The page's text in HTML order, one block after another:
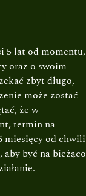
5 lat od momentu,
oraz o swoim
zbyt długo,
może zostać
że w
termin na
miesięcy od chwili
być na bieżąco